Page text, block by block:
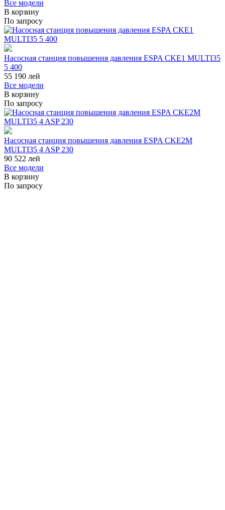
Все модели
В корзину
По запросу
Насосная станция повышения давления ESPA CKE1 MULTI35
5 400
55 190 лей
Все модели
В корзину
По запросу
Насосная станция повышения давления ESPA CKE2M
MULTI35 4 ASP 230
90 522 лей
Все модели
В корзину
По запросу